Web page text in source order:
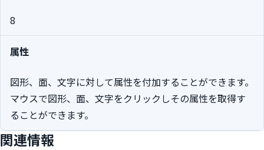
8
属性
図形、面、文字に対して属性を付加することができます。
マウスで図形、面、文字をクリックしその属性を取得す
ることができます。
関連情報